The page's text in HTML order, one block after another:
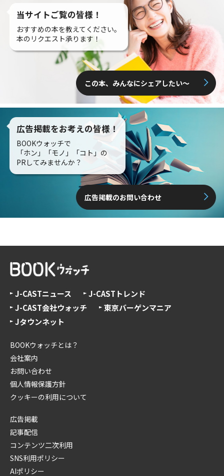
当サイトご覧の皆様！
おすすめの本を教えてください。
本のリクエスト承ります！
この本、みんなにシェアしたい〜
広告掲載をお考えの皆様！
BOOKウォッチで
「ホン」「モノ」「コト」の
PRしてみませんか？
広告掲載のお問い合わせ
J-CASTニュース
J-CASTトレンド
J-CAST会社ウォッチ
東京バーゲンマニア
Jタウンネット
BOOKウォッチとは？
会社案内
お問い合わせ
個人情報保護方針
クッキーの利用について
広告掲載
記事配信
コンテンツ二次利用
SNS利用ポリシー
AIポリシー